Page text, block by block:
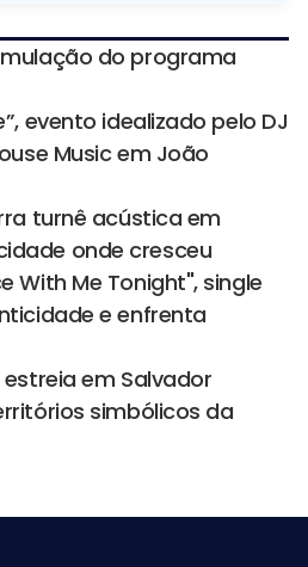
do programa
evento idealizado pelo DJ
Music em João
turnê acústica em
onde cresceu
With Me Tonight", single
e enfrenta
em Salvador
simbólicos da